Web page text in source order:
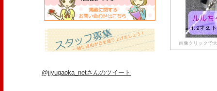
画像クリックで
@jiyugaoka_netさんのツイート